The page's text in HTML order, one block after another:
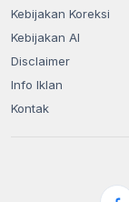
Kebijakan Koreksi
Kebijakan AI
Disclaimer
Info Iklan
Kontak